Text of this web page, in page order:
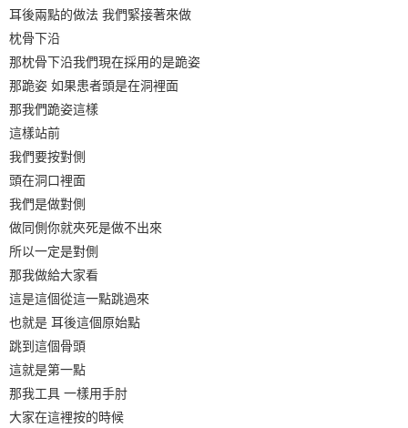
耳後兩點的做法 我們緊接著來做
枕骨下沿
那枕骨下沿我們現在採用的是跪姿
那跪姿 如果患者頭是在洞裡面
那我們跪姿這樣
這樣站前
我們要按對側
頭在洞口裡面
我們是做對側
做同側你就夾死是做不出來
所以一定是對側
那我做給大家看
這是這個從這一點跳過來
也就是 耳後這個原始點
跳到這個骨頭
這就是第一點
那我工具 一樣用手肘
大家在這裡按的時候